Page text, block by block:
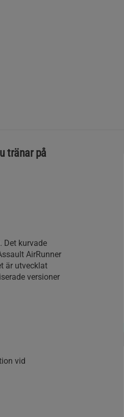
tränar på
Det kurvade
AirRunner
är utvecklat
versioner
vid